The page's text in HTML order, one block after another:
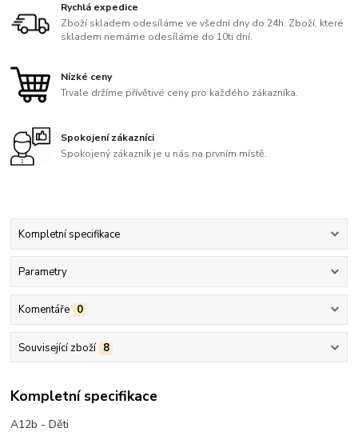
Rychlá expedice
Zboží skladem odesíláme ve všední dny do 24h. Zboží, které
skladem nemáme odesíláme do 10ti dní.
Nízké ceny
Trvale držíme přívětivé ceny pro každého zákazníka.
Spokojení zákazníci
Spokojený zákazník je u nás na prvním místě.
Kompletní specifikace
Parametry
Komentáře 0
Související zboží 8
Kompletní specifikace
A12b - Děti